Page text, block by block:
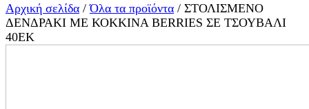
Αρχική σελίδα /Όλα τα προϊόντα / ΣΤΟΛΙΣΜΕΝΟ
ΔΕΝΔΡΑΚΙ ΜΕ ΚΟΚΚΙΝΑ BERRIES ΣΕ ΤΣΟΥΒΑΛΙ
40ΕΚ